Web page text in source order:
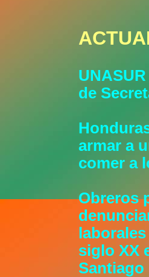
de
armar a
comer a
Obreros
siglo XX
Santiago